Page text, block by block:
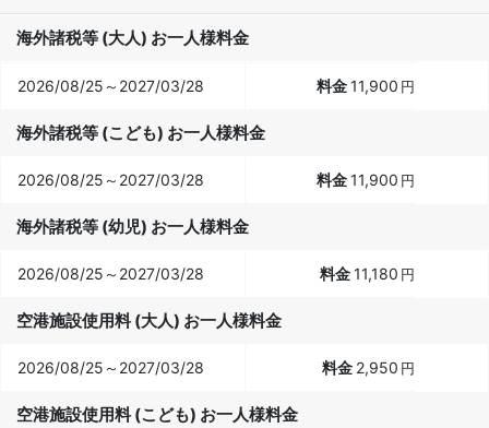
海外諸税等 (大人) お一人様料金
2026/08/25～2027/03/28 11,900 円
海外諸税等 (こども) お一人様料金
2026/08/25～2027/03/28 11,900 円
海外諸税等 (幼児) お一人様料金
2026/08/25～2027/03/28 11,180 円
空港施設使用料 (大人) お一人様料金
2026/08/25～2027/03/28 2,950 円
空港施設使用料 (こども) お一人様料金